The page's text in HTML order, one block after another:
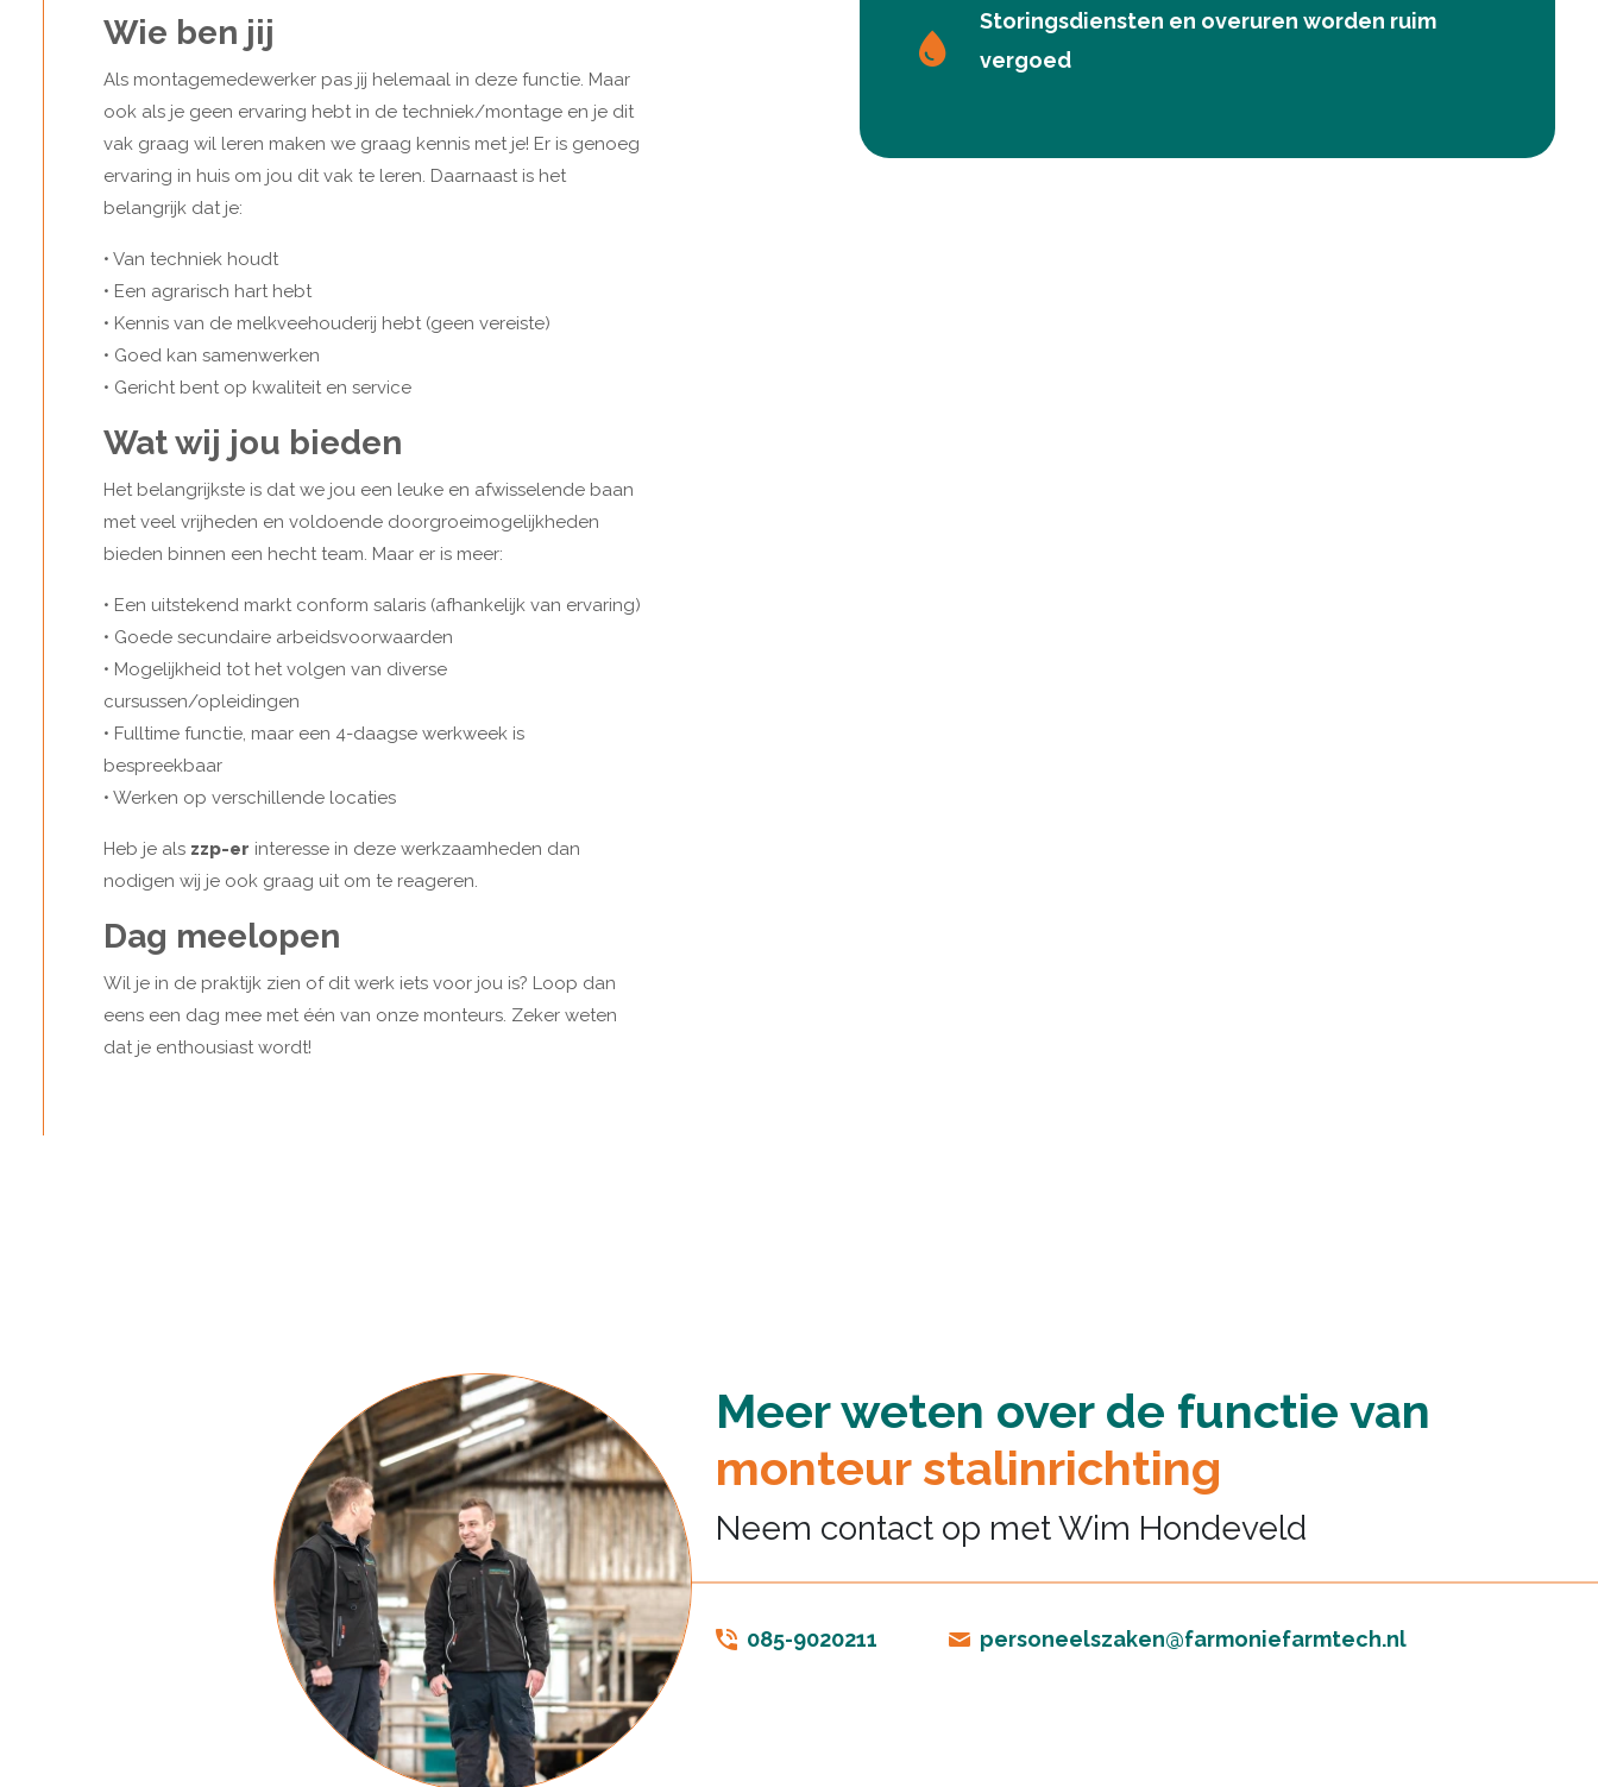
Wie ben jij
Als montagemedewerker pas jij helemaal in deze functie. Maar
ook als je geen ervaring hebt in de techniek/montage en je dit
vak graag wil leren maken we graag kennis met je! Er is genoeg
ervaring in huis om jou dit vak te leren. Daarnaast is het
belangrijk dat je:
• Van techniek houdt
• Een agrarisch hart hebt
• Kennis van de melkveehouderij hebt (geen vereiste)
• Goed kan samenwerken
• Gericht bent op kwaliteit en service
Wat wij jou bieden
Het belangrijkste is dat we jou een leuke en afwisselende baan
met veel vrijheden en voldoende doorgroeimogelijkheden
bieden binnen een hecht team. Maar er is meer:
• Een uitstekend markt conform salaris (afhankelijk van ervaring)
• Goede secundaire arbeidsvoorwaarden
• Mogelijkheid tot het volgen van diverse
cursussen/opleidingen
• Fulltime functie, maar een 4-daagse werkweek is
bespreekbaar
• Werken op verschillende locaties
Heb je als zzp-er interesse in deze werkzaamheden dan
nodigen wij je ook graag uit om te reageren.
Dag meelopen
Wil je in de praktijk zien of dit werk iets voor jou is? Loop dan
eens een dag mee met één van onze monteurs. Zeker weten
dat je enthousiast wordt!
Storingsdiensten en overuren worden ruim
vergoed
Meer weten over de functie van
monteur stalinrichting
Neem contact op met Wim Hondeveld
085-9020211 personeelszaken@farmoniefarmtech.nl